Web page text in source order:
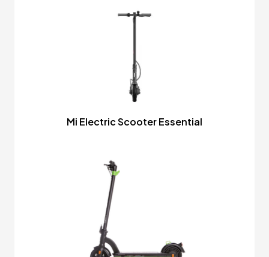
Mi Electric Scooter Essential